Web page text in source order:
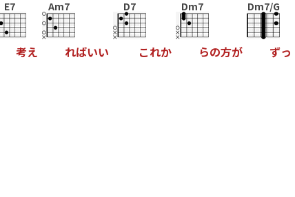
E7
考え
Am7
ればいい
D7
これか
Dm7
らの方が
Dm7/G
ずっ